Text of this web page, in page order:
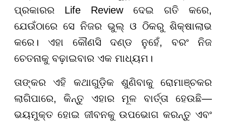
ପ୍ରକାରର Life Review ଦେଇ ଗତି କରେ,
ଯେଉଁଠାରେ ସେ ନିଜର ଭୁଲ୍ ଓ ଠିକରୁ ଶିକ୍ଷାଲାଭ
କରେ। ଏହା କୌଣସି ଦଣ୍ଡ ନୁହେଁ, ବରଂ ନିଜ
ଚେତନାକୁ ବଢ଼ାଇବାର ଏକ ମାଧ୍ୟମ।
ତାଙ୍କର ଏହି କଥାଗୁଡ଼ିକ ଶୁଣିବାକୁ ରୋମାଞ୍ଚକର
ଲାଗିପାରେ, କିନ୍ତୁ ଏହାର ମୂଳ ବାର୍ତ୍ତା ହେଉଛି—
ଭୟମୁକ୍ତ ହୋଇ ଜୀବନକୁ ଉପଭୋଗ କରନ୍ତୁ ଏବଂ